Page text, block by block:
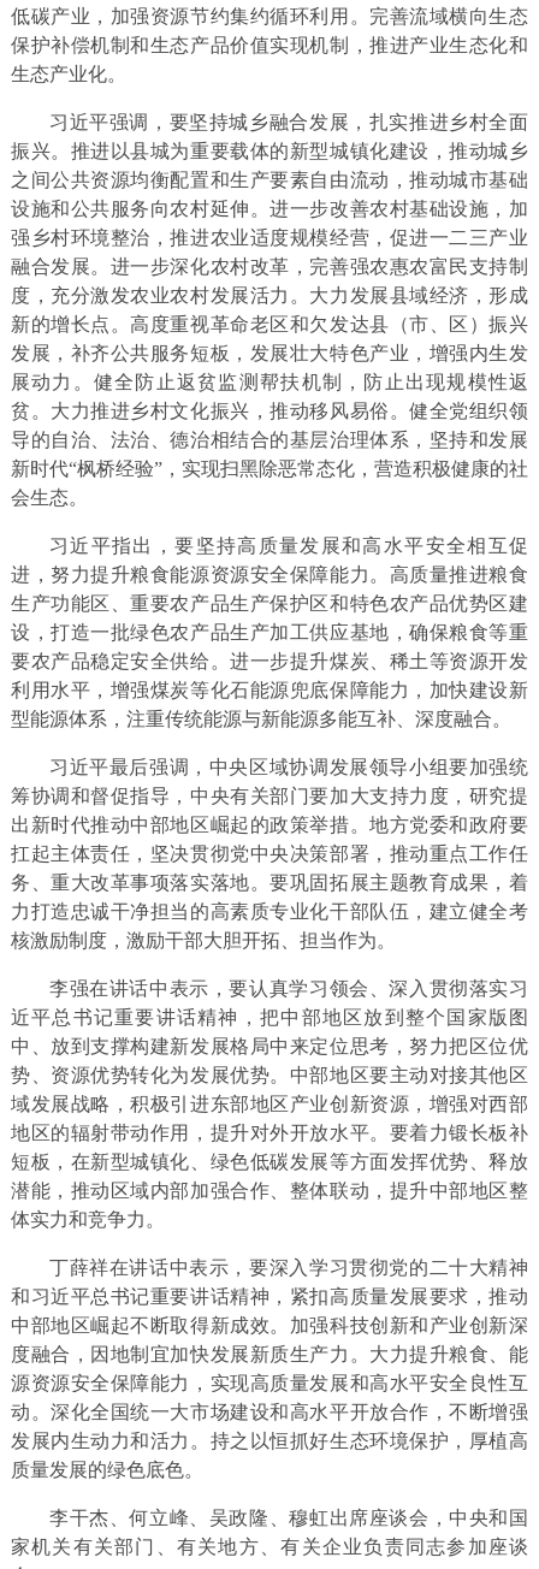
低碳产业，加强资源节约集约循环利用。完善流域横向生态
保护补偿机制和生态产品价值实现机制，推进产业生态化和
生态产业化。
习近平强调，要坚持城乡融合发展，扎实推进乡村全面
振兴。推进以县城为重要载体的新型城镇化建设，推动城乡
之间公共资源均衡配置和生产要素自由流动，推动城市基础
设施和公共服务向农村延伸。进一步改善农村基础设施，加
强乡村环境整治，推进农业适度规模经营，促进一二三产业
融合发展。进一步深化农村改革，完善强农惠农富民支持制
度，充分激发农业农村发展活力。大力发展县域经济，形成
新的增长点。高度重视革命老区和欠发达县（市、区）振兴
发展，补齐公共服务短板，发展壮大特色产业，增强内生发
展动力。健全防止返贫监测帮扶机制，防止出现规模性返
贫。大力推进乡村文化振兴，推动移风易俗。健全党组织领
导的自治、法治、德治相结合的基层治理体系，坚持和发展
新时代“枫桥经验”，实现扫黑除恶常态化，营造积极健康的社
会生态。
习近平指出，要坚持高质量发展和高水平安全相互促
进，努力提升粮食能源资源安全保障能力。高质量推进粮食
生产功能区、重要农产品生产保护区和特色农产品优势区建
设，打造一批绿色农产品生产加工供应基地，确保粮食等重
要农产品稳定安全供给。进一步提升煤炭、稀土等资源开发
利用水平，增强煤炭等化石能源兜底保障能力，加快建设新
型能源体系，注重传统能源与新能源多能互补、深度融合。
习近平最后强调，中央区域协调发展领导小组要加强统
筹协调和督促指导，中央有关部门要加大支持力度，研究提
出新时代推动中部地区崛起的政策举措。地方党委和政府要
扛起主体责任，坚决贯彻党中央决策部署，推动重点工作任
务、重大改革事项落实落地。要巩固拓展主题教育成果，着
力打造忠诚干净担当的高素质专业化干部队伍，建立健全考
核激励制度，激励干部大胆开拓、担当作为。
李强在讲话中表示，要认真学习领会、深入贯彻落实习
近平总书记重要讲话精神，把中部地区放到整个国家版图
中、放到支撑构建新发展格局中来定位思考，努力把区位优
势、资源优势转化为发展优势。中部地区要主动对接其他区
域发展战略，积极引进东部地区产业创新资源，增强对西部
地区的辐射带动作用，提升对外开放水平。要着力锻长板补
短板，在新型城镇化、绿色低碳发展等方面发挥优势、释放
潜能，推动区域内部加强合作、整体联动，提升中部地区整
体实力和竞争力。
丁薛祥在讲话中表示，要深入学习贯彻党的二十大精神
和习近平总书记重要讲话精神，紧扣高质量发展要求，推动
中部地区崛起不断取得新成效。加强科技创新和产业创新深
度融合，因地制宜加快发展新质生产力。大力提升粮食、能
源资源安全保障能力，实现高质量发展和高水平安全良性互
动。深化全国统一大市场建设和高水平开放合作，不断增强
发展内生动力和活力。持之以恒抓好生态环境保护，厚植高
质量发展的绿色底色。
李干杰、何立峰、吴政隆、穆虹出席座谈会，中央和国
家机关有关部门、有关地方、有关企业负责同志参加座谈